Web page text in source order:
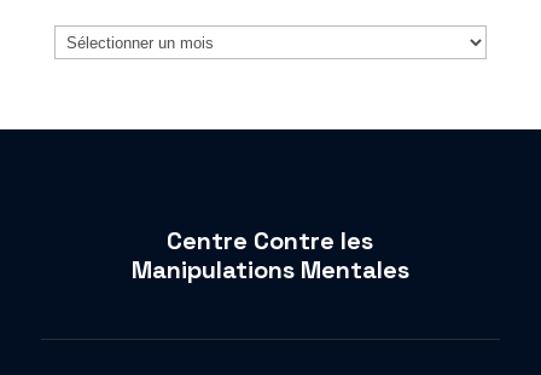
Archives
Centre Contre les
Manipulations Mentales